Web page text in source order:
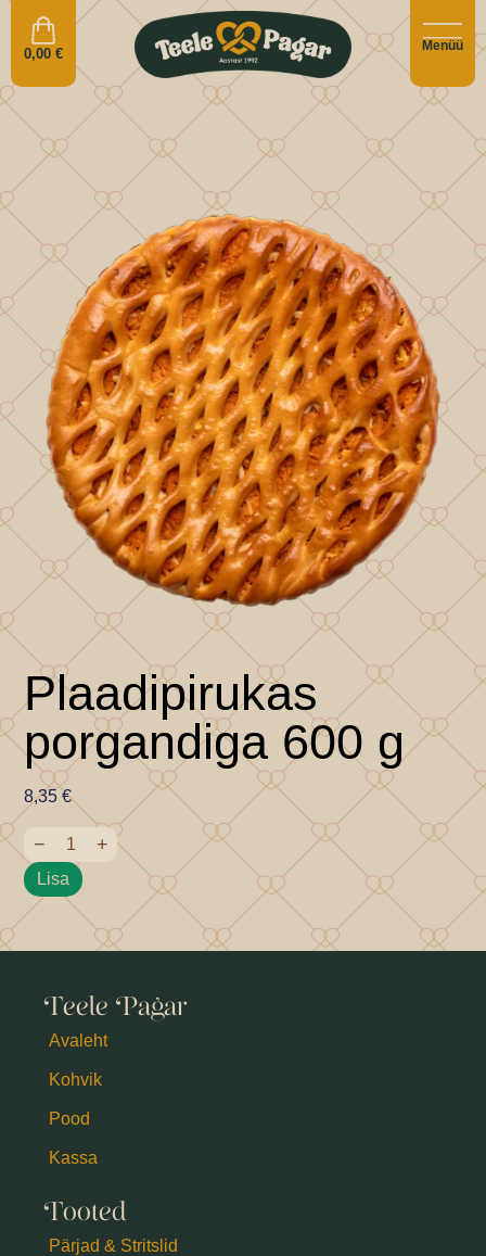
0,00 € Menüü
Plaadipirukas
porgandiga 600 g
8,35€
− +
Lisa
Teele Pagar
Avaleht
Kohvik
Pood
Kassa
Tooted
Pärjad & Stritslid